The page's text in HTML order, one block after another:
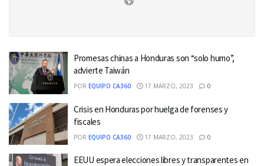
Promesas chinas a Honduras son “solo humo”,
advierte Taiwán
POR EQUIPO CA360 17 MARZO, 2023 0
Crisis en Honduras por huelga de forenses y
fiscales
POR EQUIPO CA360 17 MARZO, 2023 0
EEUU espera elecciones libres y transparentes en